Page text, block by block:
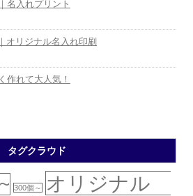
名入れプリント
オリジナル名入れ印刷
作れて大人気！
タグクラウド
300個～
オリジナル